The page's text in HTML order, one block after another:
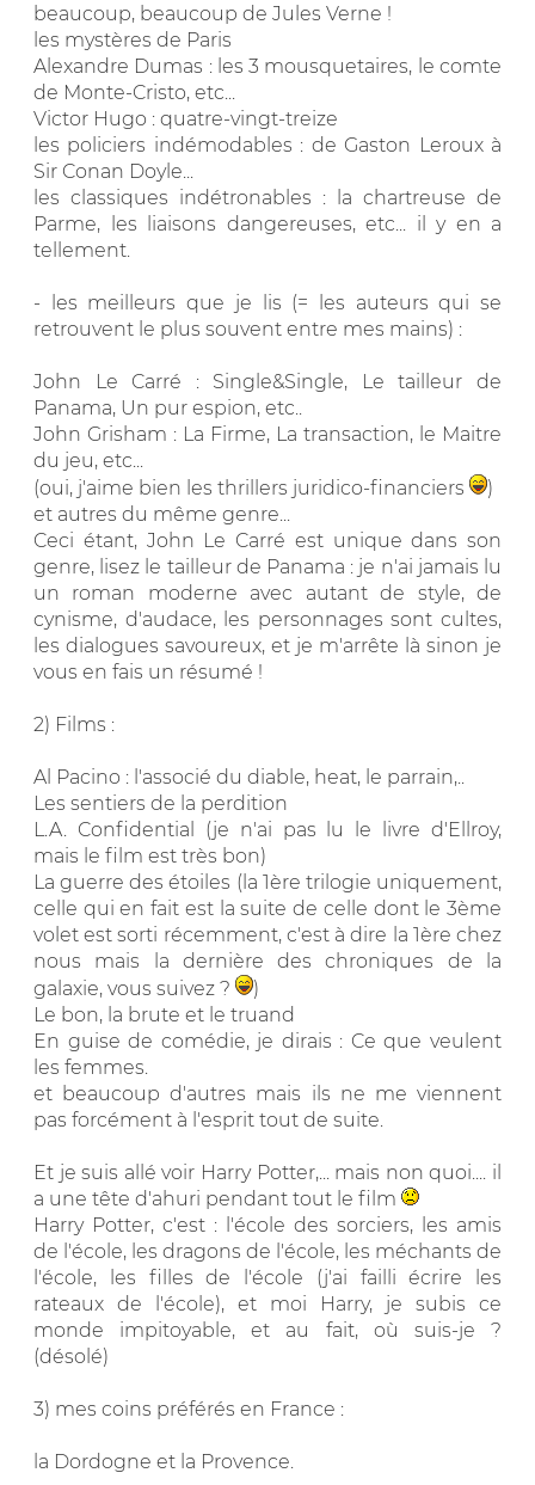
beaucoup, beaucoup de Jules Verne !
les mystères de Paris
Alexandre Dumas : les 3 mousquetaires, le comte
de Monte-Cristo, etc...
Victor Hugo : quatre-vingt-treize
les policiers indémodables : de Gaston Leroux à
Sir Conan Doyle...
les classiques indétronables : la chartreuse de
Parme, les liaisons dangereuses, etc... il y en a
tellement.
- les meilleurs que je lis (= les auteurs qui se
retrouvent le plus souvent entre mes mains) :
John Le Carré : Single&Single, Le tailleur de
Panama, Un pur espion, etc..
John Grisham : La Firme, La transaction, le Maitre
du jeu, etc...
(oui, j'aime bien les thrillers juridico-financiers
)
et autres du même genre...
Ceci étant, John Le Carré est unique dans son
genre, lisez le tailleur de Panama : je n'ai jamais lu
un roman moderne avec autant de style, de
cynisme, d'audace, les personnages sont cultes,
les dialogues savoureux, et je m'arrête là sinon je
vous en fais un résumé !
2) Films :
Al Pacino : l'associé du diable, heat, le parrain,..
Les sentiers de la perdition
L.A. Confidential (je n'ai pas lu le livre d'Ellroy,
mais le film est très bon)
La guerre des étoiles (la 1ère trilogie uniquement,
celle qui en fait est la suite de celle dont le 3ème
volet est sorti récemment, c'est à dire la 1ère chez
nous mais la dernière des chroniques de la
galaxie, vous suivez ?
)
Le bon, la brute et le truand
En guise de comédie, je dirais : Ce que veulent
les femmes.
et beaucoup d'autres mais ils ne me viennent
pas forcément à l'esprit tout de suite.
Et je suis allé voir Harry Potter,... mais non quoi.... il
a une tête d'ahuri pendant tout le film
Harry Potter, c'est : l'école des sorciers, les amis
de l'école, les dragons de l'école, les méchants de
l'école, les filles de l'école (j'ai failli écrire les
rateaux de l'école), et moi Harry, je subis ce
monde impitoyable, et au fait, où suis-je ?
(désolé)
3) mes coins préférés en France :
la Dordogne et la Provence.